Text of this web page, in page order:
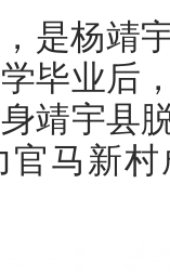
是杨靖
毕业后
靖宇县
官马新